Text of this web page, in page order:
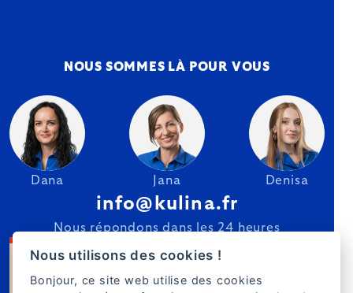
NOUS SOMMES LÀ POUR VOUS
Dana Jana Denisa
info@kulina.fr
Nous répondons dans les 24 heures
Nous utilisons des cookies !
Bonjour, ce site web utilise des cookies